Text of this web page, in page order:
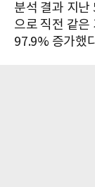
분석 결과 지난
으로 직전 같
97.9% 증가했